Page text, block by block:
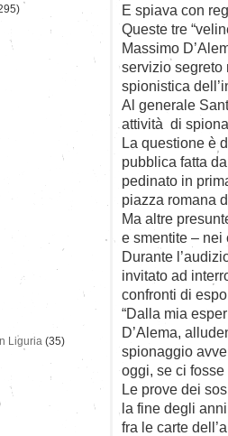
E spiava con
Queste tre
Massimo
servizio segreto
spionistica
Al generale
attività di
La questione è
pubblica fatta
pedinato in
piazza romana
Ma altre
e smentite – nei
Durante
invitato ad
confronti di
“Dalla mia
D’Alema,
spionaggio
oggi, se ci
Le prove dei
la fine degli
fra le carte
Liguria (35)